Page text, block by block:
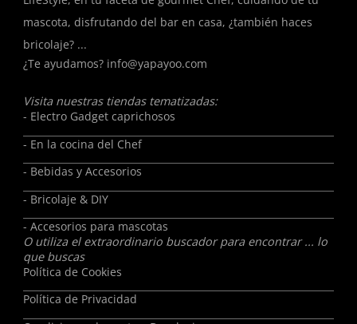
mascota, disfrutando del bar en casa, ¿también haces
bricolaje? ...
¿Te ayudamos? info@yapayoo.com
Visita nuestras tiendas tematizadas:
- Electro Gadget caprichosos
- En la cocina del Chef
- Bebidas y Accesorios
- Bricolaje & DIY
- Accesorios para mascotas
O utiliza el extraordinario buscador para encontrar ... lo
que buscas
Política de Cookies
Política de Privacidad